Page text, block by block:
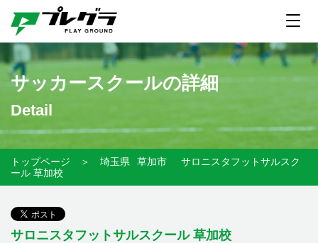
サッカースクールの詳細
Detail
トップページ ＞ 埼玉県 草加市
サロニスタフットサルスク
ール 草加校
サロニスタフットサルスクール 草加校